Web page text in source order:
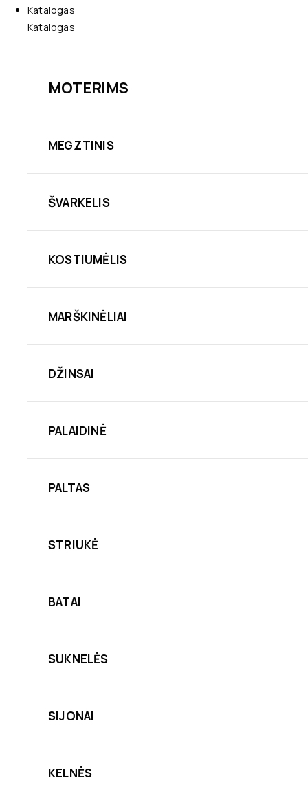
Katalogas
Katalogas
MOTERIMS
MEGZTINIS
ŠVARKELIS
KOSTIUMĖLIS
MARŠKINĖLIAI
DŽINSAI
PALAIDINĖ
PALTAS
STRIUKĖ
BATAI
SUKNELĖS
SIJONAI
KELNĖS